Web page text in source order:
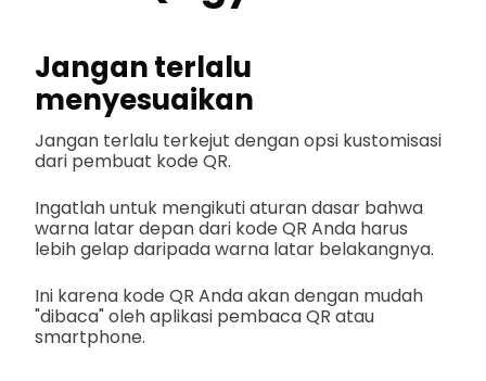
Jangan terlalu
menyesuaikan
Jangan terlalu terkejut dengan opsi kustomisasi
dari pembuat kode QR.
Ingatlah untuk mengikuti aturan dasar bahwa
warna latar depan dari kode QR Anda harus
lebih gelap daripada warna latar belakangnya.
Ini karena kode QR Anda akan dengan mudah
"dibaca" oleh aplikasi pembaca QR atau
smartphone.